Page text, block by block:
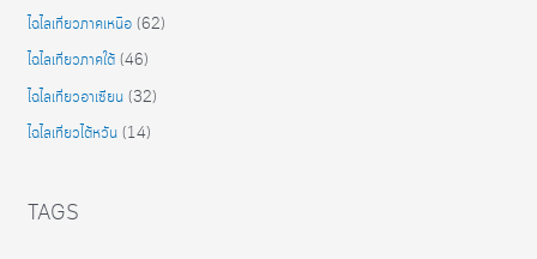
ไฉไลเที่ยวภาคเหนือ (62)
ไฉไลเที่ยวภาคใต้ (46)
ไฉไลเที่ยวอาเซียน (32)
ไฉไลเที่ยวไต้หวัน (14)
TAGS